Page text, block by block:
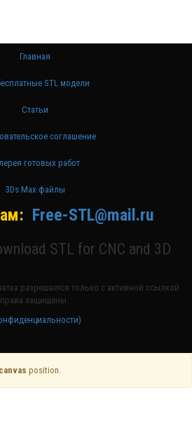
Главная
STL модели
Статьи
соглашение
готовых работ
3Ds Max файлы
Free-STL@mail.ru
STL for CNC and 3D
разрешается только с активной ссылкой
права защищены.
position.